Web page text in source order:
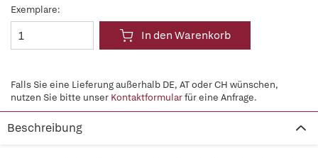
Exemplare:
In den Warenkorb
Falls Sie eine Lieferung außerhalb DE, AT oder CH wünschen,
nutzen Sie bitte unser Kontaktformularfür eine Anfrage.
Beschreibung